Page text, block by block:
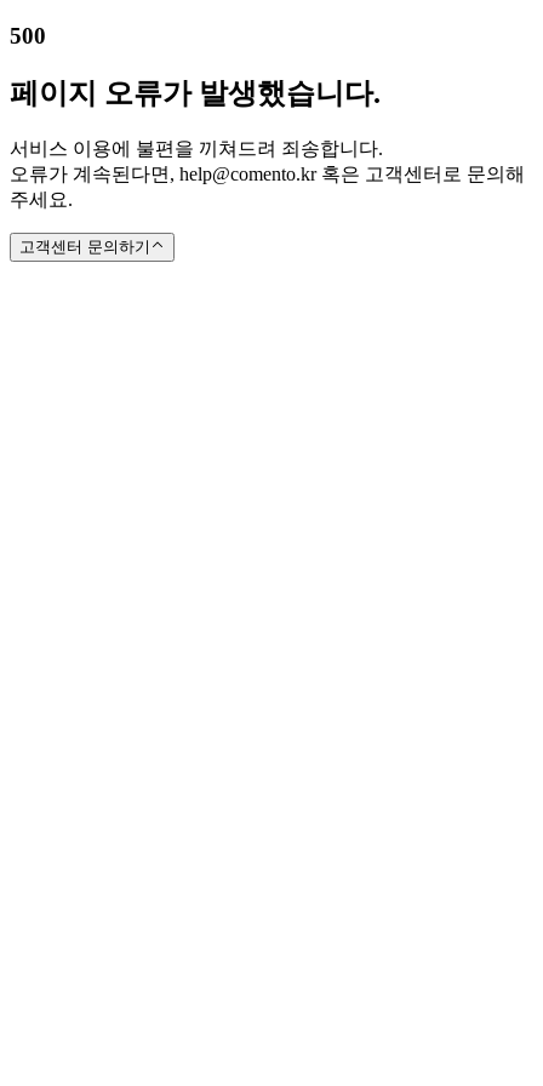
500
페이지 오류가 발생했습니다.
서비스 이용에 불편을 끼쳐드려 죄송합니다.
오류가 계속된다면, help@comento.kr 혹은 고객센터로 문의해
주세요.
고객센터 문의하기